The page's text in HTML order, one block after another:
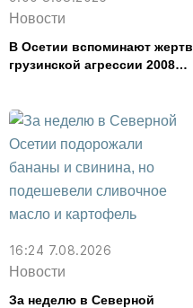
Новости
В Осетии вспоминают жертв
грузинской агрессии 2008
16:24 7.08.2026
Новости
За неделю в Северной